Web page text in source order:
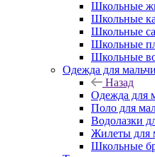
Школьные
Школьные
Школьные
Школьные
Школьные
Одежда для
Назад
Одежда для
Поло для
Водолазки
Жилеты для
Школьные